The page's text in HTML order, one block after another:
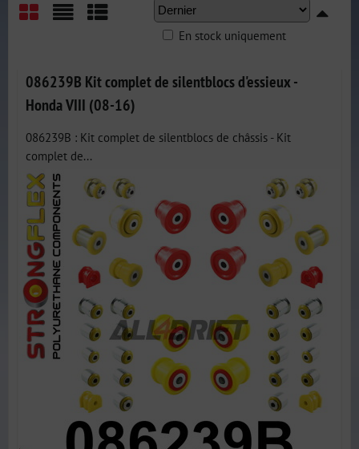
En stock uniquement
086239B Kit complet de silentblocs d'essieux -
Honda VIII (08-16)
086239B : Kit complet de silentblocs de châssis - Kit
complet de...